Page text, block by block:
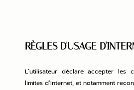
RÈGLES D'USAGE
L’utilisateur déclare accepter les
limites d’Internet, et notamment